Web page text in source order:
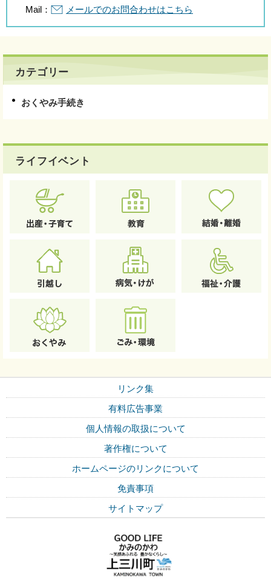
Mail：
メールでのお問合わせはこちら
カテゴリー
おくやみ手続き
ライフイベント
リンク集
有料広告事業
個人情報の取扱について
著作権について
ホームページのリンクについて
免責事項
サイトマップ